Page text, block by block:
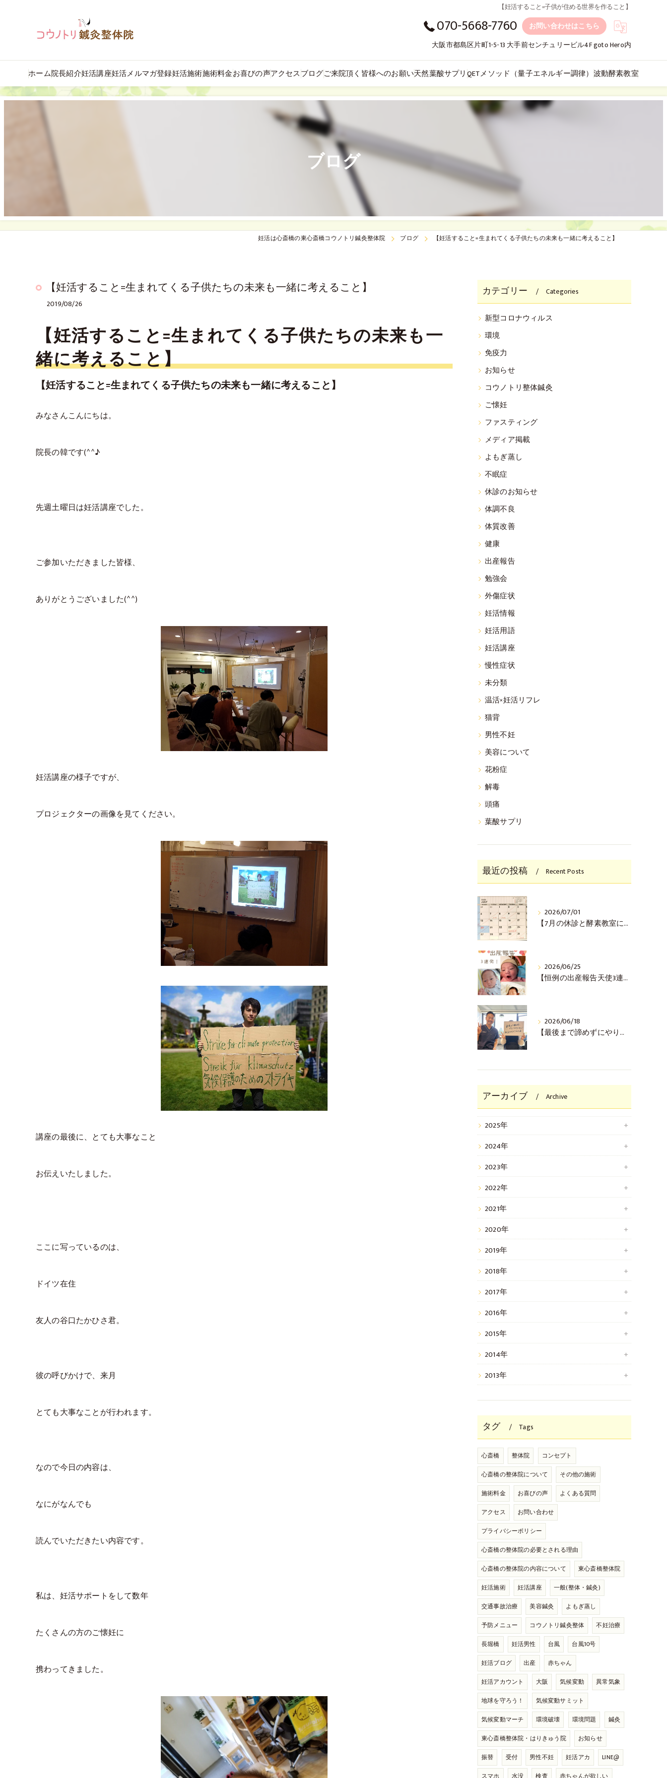
【妊活すること=子供が住める世界を作ること】
070-5668-7760
お問い合わせはこちら
大阪市都島区片町1-5-13 大手前センチュリービル4F goto Hero内
ホーム院長紹介妊活講座妊活メルマガ登録妊活施術施術料金お喜びの声アクセスブログご来院頂く皆様へのお願い天然葉酸サプリ QETメソッド（量子エネルギー調律） 波動酵素教室
ブログ
妊活は心斎橋の東心斎橋コウノトリ鍼灸整体院 ブログ 【妊活すること=生まれてくる子供たちの未来も一緒に考えること】
【妊活すること=生まれてくる子供たちの未来も一緒に考えること】
2019/08/26
【妊活すること=生まれてくる子供たちの未来も一緒に考えること】
【妊活すること=生まれてくる子供たちの未来も一
緒に考えること】
みなさんこんにちは。
院長の韓です(^^♪
先週土曜日は妊活講座でした。
ご参加いただきました皆様、
ありがとうございました(^^)
妊活講座の様子ですが、
プロジェクターの画像を見てください。
講座の最後に、とても大事なこと
お伝えいたしました。
ここに写っているのは、
ドイツ在住
友人の谷口たかひさ君。
彼の呼びかけで、来月
とても大事なことが行われます。
なので今日の内容は、
なにがなんでも
読んでいただきたい内容です。
私は、妊活サポートをして数年
たくさんの方のご懐妊に
携わってきました。
カテゴリー Categories
新型コロナウィルス
環境
免疫力
お知らせ
コウノトリ整体鍼灸
ご懐妊
ファスティング
メディア掲載
よもぎ蒸し
不眠症
休診のお知らせ
体調不良
体質改善
健康
出産報告
勉強会
外傷症状
妊活情報
妊活用語
妊活講座
慢性症状
未分類
温活×妊活リフレ
猫背
男性不妊
美容について
花粉症
解毒
頭痛
葉酸サプリ
最近の投稿 Recent Posts
2026/07/01
【7月の休診と酵素教室について(^^♪】
2026/06/25
【恒例の出産報告天使3連発！(^^♪】
2026/06/18
【最後まで諦めずにやりきった！ご懐妊報告(^^♪】
アーカイブ Archive
2025年
2024年
2023年
2022年
2021年
2020年
2019年
2018年
2017年
2016年
2015年
2014年
2013年
タグ Tags
心斎橋 整体院
コンセプト
心斎橋の整体院について
その他の施術
施術料金
お喜びの声
よくある質問
アクセス
お問い合わせ
プライバシーポリシー
心斎橋の整体院の必要とされる理由
心斎橋の整体院の内容について
東心斎橋整体院
妊活施術
妊活講座
一般(整体・鍼灸)
交通事故治療
美容鍼灸
よもぎ蒸し
予防メニュー
コウノトリ鍼灸整体
不妊治療
長堀橋
妊活男性 台風
台風10号
妊活ブログ
出産
赤ちゃん
妊活アカウント
大阪 気候変動
異常気象
地球を守ろう！
気候変動サミット
気候変動マーチ
環境破壊 環境問題
鍼灸
東心斎橋整体院・はりきゅう院
お知らせ
振替
受付 男性不妊 妊活アカ
LINE@
スマホ
水没 検査 赤ちゃんが欲しい